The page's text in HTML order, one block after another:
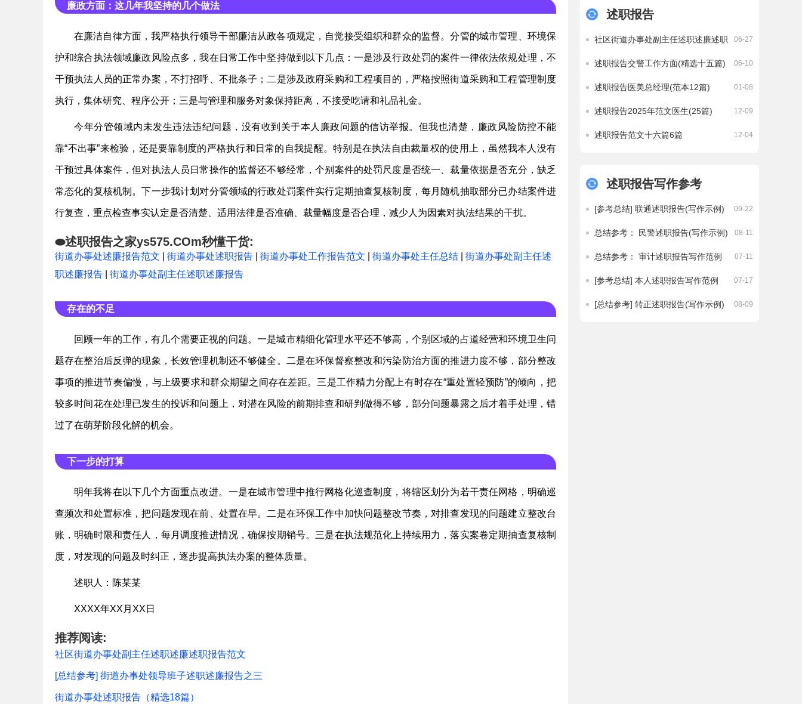
廉政方面：这几年我坚持的几个做法
在廉洁自律方面，我严格执行领导干部廉洁从政各项规定，自觉接受组织和群众的监督。分管的城市管理、环境保
护和综合执法领域廉政风险点多，我在日常工作中坚持做到以下几点：一是涉及行政处罚的案件一律依法依规处理，不
干预执法人员的正常办案，不打招呼、不批条子；二是涉及政府采购和工程项目的，严格按照街道采购和工程管理制度
执行，集体研究、程序公开；三是与管理和服务对象保持距离，不接受吃请和礼品礼金。
今年分管领域内未发生违法违纪问题，没有收到关于本人廉政问题的信访举报。但我也清楚，廉政风险防控不能
靠“不出事”来检验，还是要靠制度的严格执行和日常的自我提醒。特别是在执法自由裁量权的使用上，虽然我本人没有
干预过具体案件，但对执法人员日常操作的监督还不够经常，个别案件的处罚尺度是否统一、裁量依据是否充分，缺乏
常态化的复核机制。下一步我计划对分管领域的行政处罚案件实行定期抽查复核制度，每月随机抽取部分已办结案件进
行复查，重点检查事实认定是否清楚、适用法律是否准确、裁量幅度是否合理，减少人为因素对执法结果的干扰。
⬬述职报告之家ys575.COm秒懂干货:
街道办事处述廉报告范文 街道办事处述职报告 街道办事处工作报告范文 街道办事处主任总结
街道办事处副主任述
职述廉报告
街道办事处副主任述职述廉报告
存在的不足
回顾一年的工作，有几个需要正视的问题。一是城市精细化管理水平还不够高，个别区域的占道经营和环境卫生问
题存在整治后反弹的现象，长效管理机制还不够健全。二是在环保督察整改和污染防治方面的推进力度不够，部分整改
事项的推进节奏偏慢，与上级要求和群众期望之间存在差距。三是工作精力分配上有时存在“重处置轻预防”的倾向，把
较多时间花在处理已发生的投诉和问题上，对潜在风险的前期排查和研判做得不够，部分问题暴露之后才着手处理，错
过了在萌芽阶段化解的机会。
下一步的打算
明年我将在以下几个方面重点改进。一是在城市管理中推行网格化巡查制度，将辖区划分为若干责任网格，明确巡
查频次和处置标准，把问题发现在前、处置在早。二是在环保工作中加快问题整改节奏，对排查发现的问题建立整改台
账，明确时限和责任人，每月调度推进情况，确保按期销号。三是在执法规范化上持续用力，落实案卷定期抽查复核制
度，对发现的问题及时纠正，逐步提高执法办案的整体质量。
述职人：陈某某
XXXX年XX月XX日
推荐阅读:
社区街道办事处副主任述职述廉述职报告范文
[总结参考] 街道办事处领导班子述职述廉报告之三
街道办事处述职报告（精选18篇）
述职报告
社区街道办事处副主任述职述廉述职
06-27
述职报告交警工作方面(精选十五篇) 06-10
述职报告医美总经理(范本12篇) 01-08
述职报告2025年范文医生(25篇) 12-09
述职报告范文十六篇6篇 12-04
述职报告写作参考
[参考总结] 联通述职报告(写作示例) 09-22
总结参考： 民警述职报告(写作示例) 08-11
总结参考： 审计述职报告写作范例 07-11
[参考总结] 本人述职报告写作范例 07-17
[总结参考] 转正述职报告(写作示例) 08-09